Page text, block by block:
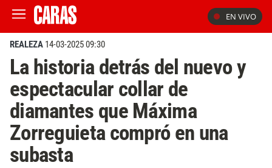
EN VIVO
REALEZA 14-03-2025 09:30
La historia detrás del nuevo y
espectacular collar de
diamantes que Máxima
Zorreguieta compró en una
subasta